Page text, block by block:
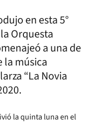
en esta 5°
Orquesta
a una de
la música
“La Novia